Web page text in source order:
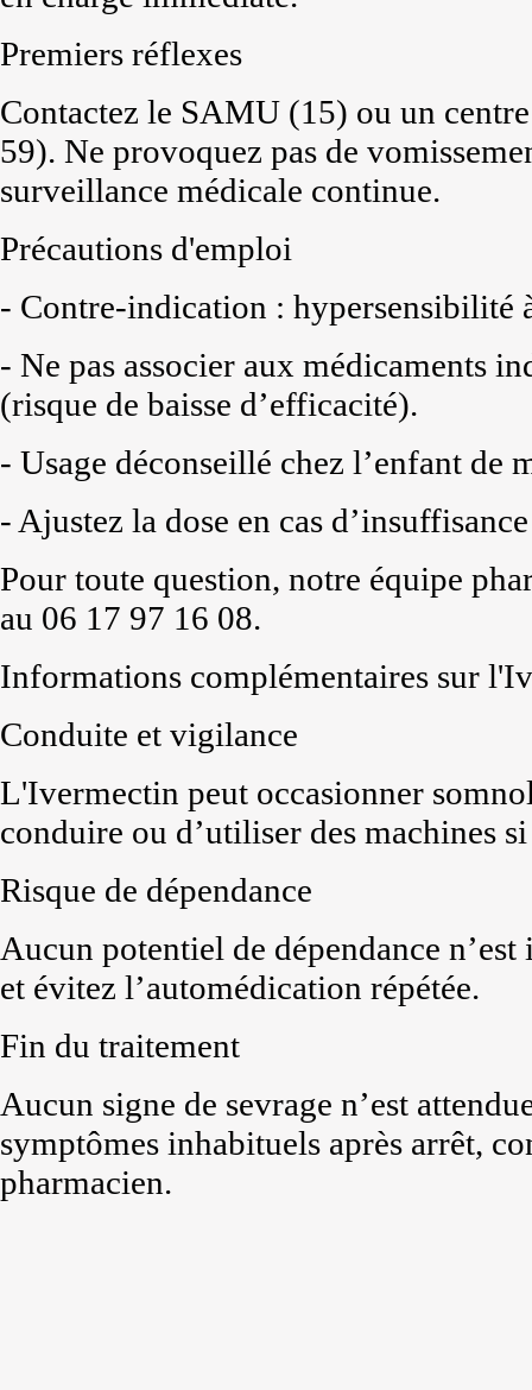
Premiers réflexes
Contactez le SAMU (15) ou un
59). Ne provoquez pas de
surveillance médicale continue.
Précautions d'emploi
- Contre-indication : hypersensibilité
- Ne pas associer aux médicaments
(risque de baisse d’efficacité).
- Usage déconseillé chez l’enfant de
- Ajustez la dose en cas
Pour toute question, notre équipe
au 06 17 97 16 08.
Informations complémentaires sur
Conduite et vigilance
L'Ivermectin peut occasionner
conduire ou d’utiliser des machines
Risque de dépendance
Aucun potentiel de dépendance
et évitez l’automédication répétée.
Fin du traitement
Aucun signe de sevrage n’est
symptômes inhabituels après arrêt,
pharmacien.